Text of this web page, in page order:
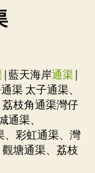
|藍天海岸通渠|
渠 太子通渠、
枝角通渠灣仔
渠、
、彩虹通渠、灣
觀塘通渠、荔枝